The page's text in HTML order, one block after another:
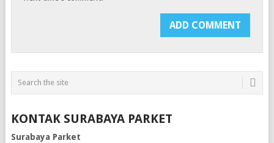
KONTAK SURABAYA PARKET
Surabaya Parket